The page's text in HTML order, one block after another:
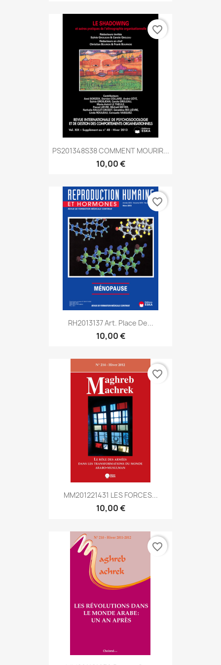
PS201348S38 COMMENT MOURIR...
10,00 €
favorite_border
RH2013137 Art. Place De...
10,00 €
favorite_border
MM201221431 LES FORCES...
10,00 €
favorite_border
favorite_border